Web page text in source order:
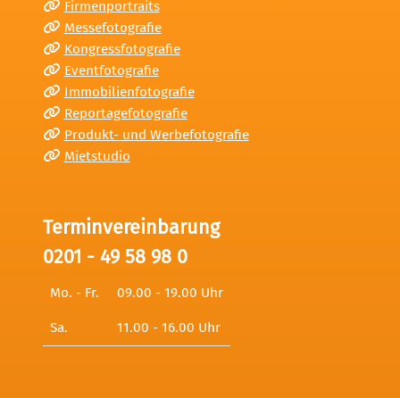
Firmenportraits
Messefotografie
Kongressfotografie
Eventfotografie
Immobilienfotografie
Reportagefotografie
Produkt- und Werbefotografie
Mietstudio
Terminvereinbarung
0201 - 49 58 98 0
Mo. - Fr. 09.00 - 19.00 Uhr
Sa. 11.00 - 16.00 Uhr